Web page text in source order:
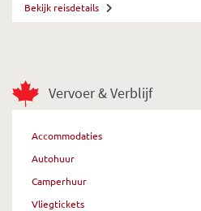
Vervoer & Verblijf
Accommodaties
Autohuur
Camperhuur
Vliegtickets
Bekijk reisdetails